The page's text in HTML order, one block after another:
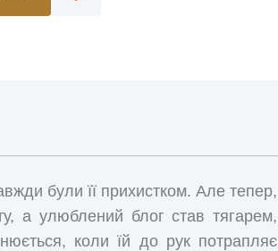
були її прихистком. Але тепер,
а улюблений блог став тягарем,
коли їй до рук потрапляє